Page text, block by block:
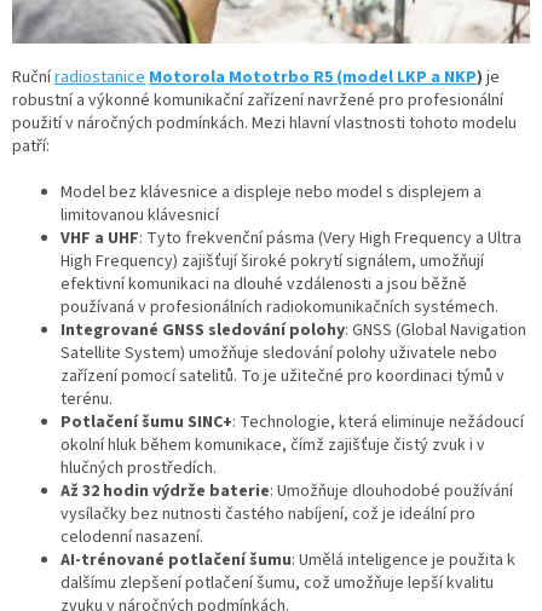
RučníradiostaniceMotorola Mototrbo R5 (model LKP a NKP) je
robustní a výkonné komunikační zařízení navržené pro profesionální
použití v náročných podmínkách. Mezi hlavní vlastnosti tohoto modelu
patří:
Model bez klávesnice a displeje nebo model s displejem a
limitovanou klávesnicí
VHF a UHF: Tyto frekvenční pásma (Very High Frequency a Ultra
High Frequency) zajišťují široké pokrytí signálem, umožňují
efektivní komunikaci na dlouhé vzdálenosti a jsou běžně
používaná v profesionálních radiokomunikačních systémech.
Integrované GNSS sledování polohy: GNSS (Global Navigation
Satellite System) umožňuje sledování polohy uživatele nebo
zařízení pomocí satelitů. To je užitečné pro koordinaci týmů v
terénu.
Potlačení šumu SINC+: Technologie, která eliminuje nežádoucí
okolní hluk během komunikace, čímž zajišťuje čistý zvuk i v
hlučných prostředích.
Až 32 hodin výdrže baterie: Umožňuje dlouhodobé používání
vysílačky bez nutnosti častého nabíjení, což je ideální pro
celodenní nasazení.
AI-trénované potlačení šumu: Umělá inteligence je použita k
dalšímu zlepšení potlačení šumu, což umožňuje lepší kvalitu